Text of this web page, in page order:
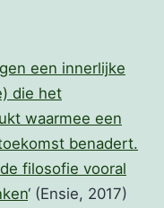
een innerlijke
die het
waarmee een
benadert.
filosofie vooral
‘ (Ensie, 2017)